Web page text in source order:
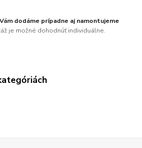
dodáme prípadne aj namontujeme
je možné dohodnúť individuálne.